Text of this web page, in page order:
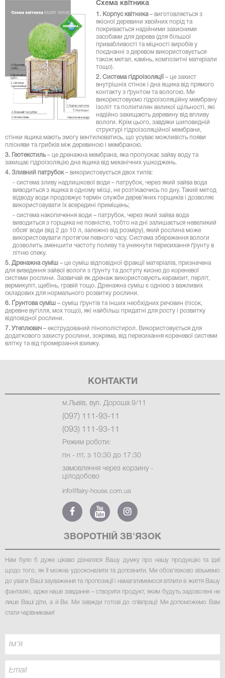
Схема квітника
1. Корпус квітника– виготовляється з
якісної деревини хвойних порід та
покривається надійними захисними
засобами для дерева (для більшої
привабливості та міцності виробів у
поєднанні з деревом використовується
також метал, камінь, композитні матеріали
тощо).
2. Система гідроізоляції – це захист
внутрішніх стінок і дна ящика від прямого
контакту з ґрунтом та вологою. Ми
використовуємо гідроізоляційну мембрану
ізоліт та поліетилен великої щільності, які
надійно захищають деревину від впливу
вологи. Крім цього, завдяки шиповидній
структурі гідроізоляційної мембрани,
стінки ящика мають змогу вентилюватись, що усуває можливість появи
плісняви та грибків між деревиною і мембраною.
3. Геотекстиль– це дренажна мембрана, яка пропускає зайву воду та
захищає гідроізоляцію дна ящика від механічних ушкоджень.
4. Зливний патрубок– використовується двох типів:
- система зливу надлишкової води – патрубок, через який зайва вода
виводиться з ящика в одному місці, не розтікаючись по дну. Такий метод
відводу води продовжує термін служби дерев’яних горщиків і дозволяє
використовувати їх всередині приміщень;
- система накопичення води – патрубок, через який зайва вода
виводиться з горщика не повністю, тобто на дні залишається невеликий
обсяг води (від 2 до 10 л, залежно від розміру), який рослина може
використовувати протягом певного часу. Система збереження вологи
дозволить зменшити частоту поливу та уникнути пересихання ґрунту в
літню спеку.
5. Дренажна суміш – це суміш відповідної фракції матеріалів, призначена
для виведення зайвої вологи з ґрунту та доступу кисню до кореневої
системи рослини. Зазвичай як дренаж використовують керамзит, перліт,
вермикуліт, щебінь, гравій тощо. Дренажна суміш є однією з важливих
складових для нормального розвитку рослини.
6. Ґрунтова суміш – суміш ґрунтів та інших необхідних речовин (пісок,
деревне вугілля, мох тощо), які найбільш придатні для росту і розвитку
відповідної рослини.
7. Утеплювач – екструдований пінополістирол. Використовується для
додаткового захисту рослини, зокрема, від пересихання кореневої системи
влітку та від промерзання взимку.
КОНТАКТИ
м.Львів, вул. Дороша 9/11
(097) 111-93-11
(093) 111-93-11
Режим роботи:
пн - пт, з 10:30 до 17:30
замовлення через корзину -
цілодобово
info@fairy-house.com.ua
ЗВОРОТНІЙ ЗВ'ЯЗОК
Нам було б дуже цікаво дізнатися Вашу думку про нашу продукцію та ідеї
щодо того, як її можна удосконалити та доповнити. Ми обов’язково візьмемо
до уваги Ваші зауваження та пропозиції і намагатимемося втілити в життя Вашу
фантазію, адже наше завдання – створити продукт, яким будуть задоволені не
лише Ваші діти, а й Ви. Ми завжди готові до співпраці! Ми допоможемо Вам
стати чарівниками!